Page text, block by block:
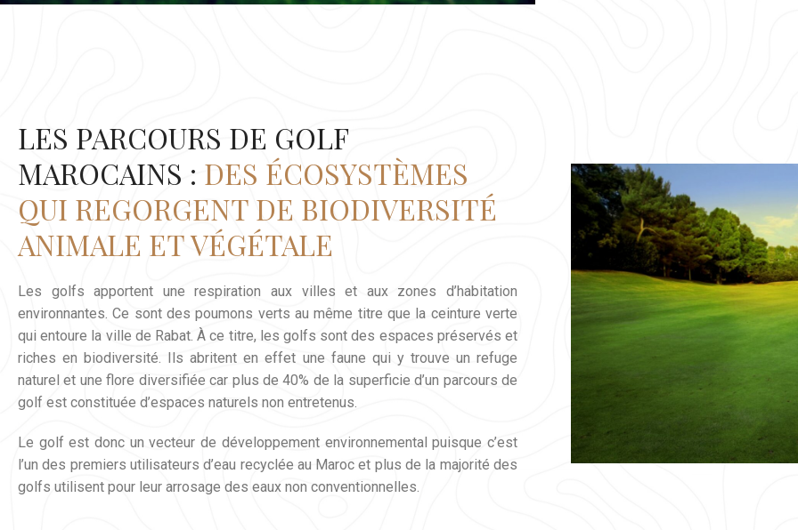
LES PARCOURS DE GOLF
MAROCAINS : DES ÉCOSYSTÈMES
QUI REGORGENT DE BIODIVERSITÉ
ANIMALE ET VÉGÉTALE
Les golfs apportent une respiration aux villes et aux zones d’habitation
environnantes. Ce sont des poumons verts au même titre que la ceinture verte
qui entoure la ville de Rabat. À ce titre, les golfs sont des espaces préservés et
riches en biodiversité. Ils abritent en effet une faune qui y trouve un refuge
naturel et une flore diversifiée car plus de 40% de la superficie d’un parcours de
golf est constituée d’espaces naturels non entretenus.
Le golf est donc un vecteur de développement environnemental puisque c’est
l’un des premiers utilisateurs d’eau recyclée au Maroc et plus de la majorité des
golfs utilisent pour leur arrosage des eaux non conventionnelles.